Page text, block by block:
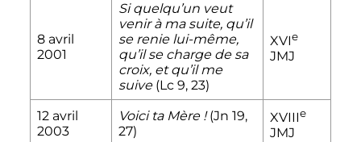
8 avril
2001
Si quelqu’un veut
venir à ma suite, qu’il
se renie lui-même,
qu’il se charge de sa
croix, et qu’il me
suive(Lc 9, 23)
XVIe
JMJ
12 avril
2003
Voici ta Mère !(Jn 19,
27)
XVIIIe
JMJ